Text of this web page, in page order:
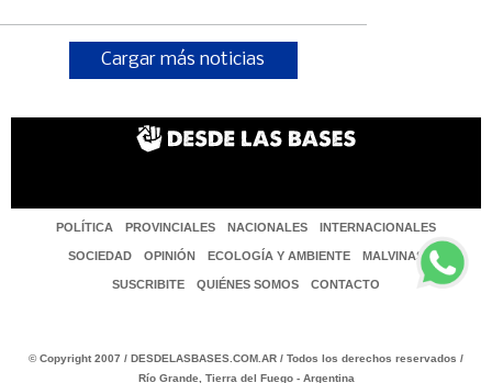
Cargar más noticias
POLÍTICA PROVINCIALES NACIONALES INTERNACIONALES
SOCIEDAD OPINIÓN ECOLOGÍA Y AMBIENTE MALVINAS
SUSCRIBITE QUIÉNES SOMOS CONTACTO
© Copyright 2007 / DESDELASBASES.COM.AR / Todos los derechos reservados /
Río Grande, Tierra del Fuego - Argentina